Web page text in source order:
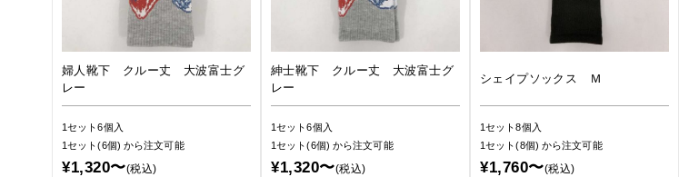
婦人靴下 クルー丈 大波富士グ
レー
1セット6個入
1セット(6個) から注文可能
¥1,320〜(税込)
紳士靴下 クルー丈 大波富士グ
レー
1セット6個入
1セット(6個) から注文可能
¥1,320〜(税込)
シェイプソックス Ｍ
1セット8個入
1セット(8個) から注文可能
¥1,760〜(税込)